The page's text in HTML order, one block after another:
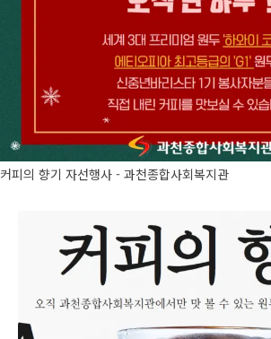
커피의 향기 자선행사 - 과천종합사회복지관